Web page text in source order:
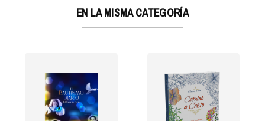
EN LA MISMA CATEGORÍA